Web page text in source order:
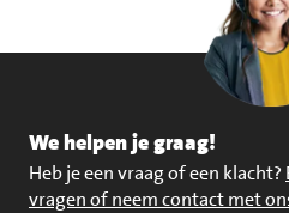
We helpen je graag!
Heb je een vraag of een klacht?
vragen of neem contact met